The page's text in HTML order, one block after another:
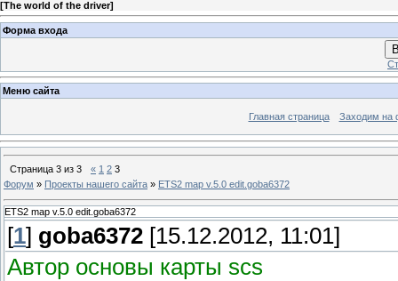
[The world of the driver]
Форма входа
Меню сайта
Главная страница Заходим на
Страница 3 из 3 « 1 2 3
Форум » Проекты нашего сайта » ETS2 map v.5.0 edit.goba6372
ETS2 map v.5.0 edit.goba6372
[1] goba6372 [15.12.2012, 11:01]
Автор основы карты scs